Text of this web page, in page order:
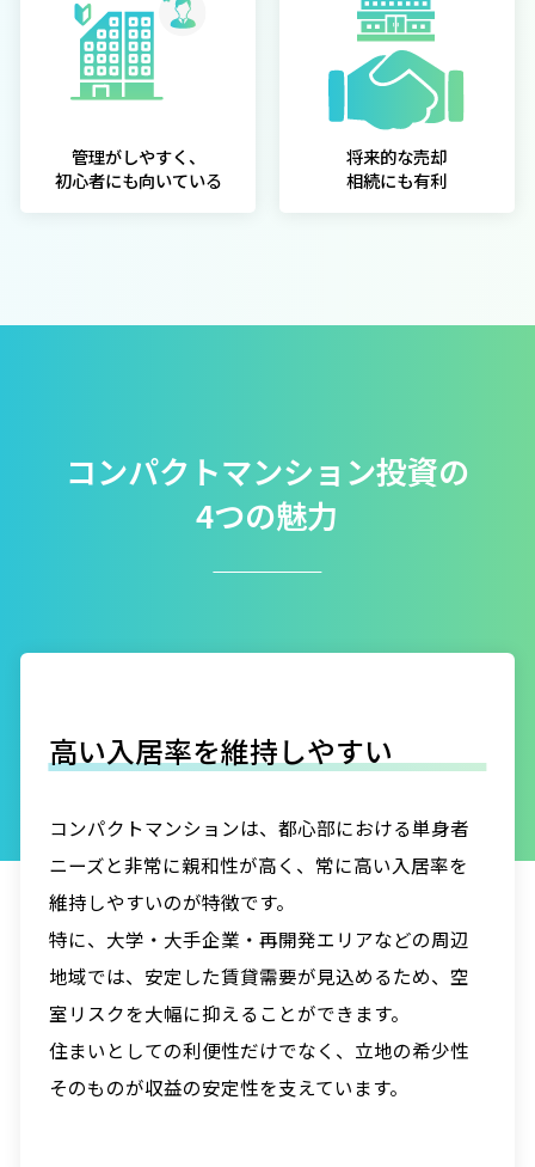
管理がしやすく、
初心者にも向いている
将来的な売却
相続にも有利
コンパクトマンション投資の
4つの魅力
高い入居率を維持しやすい
コンパクトマンションは、都心部における単身者
ニーズと非常に親和性が高く、常に高い入居率を
維持しやすいのが特徴です。
特に、大学・大手企業・再開発エリアなどの周辺
地域では、安定した賃貸需要が見込めるため、空
室リスクを大幅に抑えることができます。
住まいとしての利便性だけでなく、立地の希少性
そのものが収益の安定性を支えています。